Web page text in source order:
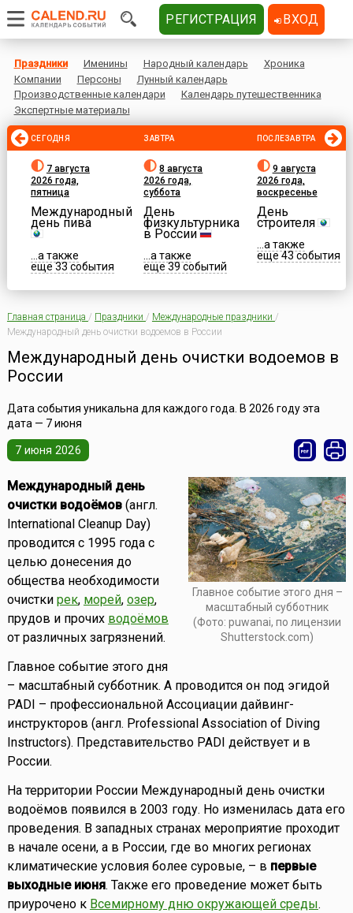
Праздники Именины Народный календарь
Хроника
Компании
Персоны
Лунный календарь
Производственные календари
Календарь путешественника
Экспертные материалы
СЕГОДНЯ
7 августа
2026 года,
пятница
Международный
день пива
...а также
еще 33 события
ЗАВТРА
8 августа
2026 года,
суббота
День
физкультурника
в России
...а также
еще 39 событий
ПОСЛЕЗАВТРА
9 августа
2026 года,
воскресенье
День
строителя
...а также
еще 43 события
Главная страница / Праздники / Международные праздники /
Международный день очистки водоемов в России
Международный день очистки водоемов в
России
Дата события уникальна для каждого года. В 2026 году эта
дата — 7 июня
7 июня 2026
Главное событие этого дня –
масштабный субботник
(Фото: puwanai, по лицензии
Shutterstock.com)
Международный день
очистки водоёмов(англ.
International Cleanup Day)
проводится с 1995 года с
целью донесения до
общества необходимости
очистки рек, морей, озер,
прудов и прочих водоёмов
от различных загрязнений.
Главное событие этого дня
– масштабный субботник. А проводится он под эгидой
PADI – профессиональной Ассоциации дайвинг-
инструкторов (англ. Professional Association of Diving
Instructors). Представительство PADI действует и в
России.
На территории России Международный день очистки
водоёмов появился в 2003 году. Но изменилась дата его
проведения. В западных странах мероприятие проходит
в начале осени, а в России, где во многих регионах
климатические условия более суровые, – в первые
выходные июня. Также его проведение может быть
приурочено к Всемирному дню окружающей среды.
РЕГИСТРАЦИЯ ВХОД